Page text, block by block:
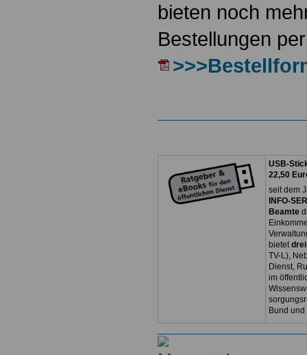
bieten noch
Bestellungen
USB-
22,50
seit dem
INFO-
Beamte
bietet
TV-L),
Dienst,
im
Bund